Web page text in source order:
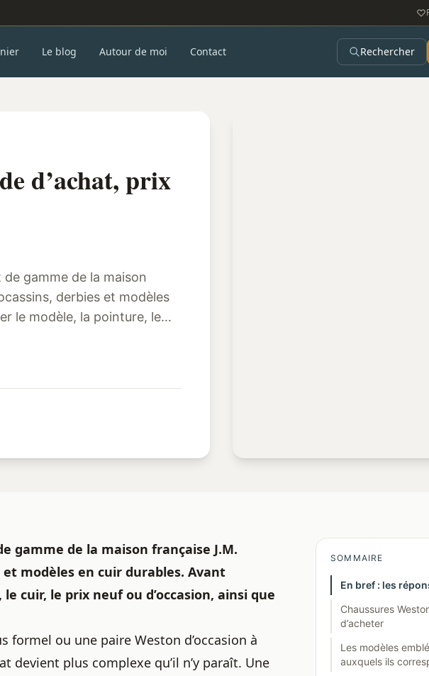
Le blog Autour de moi Contact Rechercher
d’achat, prix
gamme de la maison
derbies et modèles
le modèle, la pointure, le
gamme de la maison française J.M.
modèles en cuir durables. Avant
cuir, le prix neuf ou d’occasion, ainsi que
formel ou une paire Weston d’occasion à
devient plus complexe qu’il n’y paraît. Une
SOMMAIRE
En bref : les
Chaussures
d’acheter
Les modèles
auxquels ils